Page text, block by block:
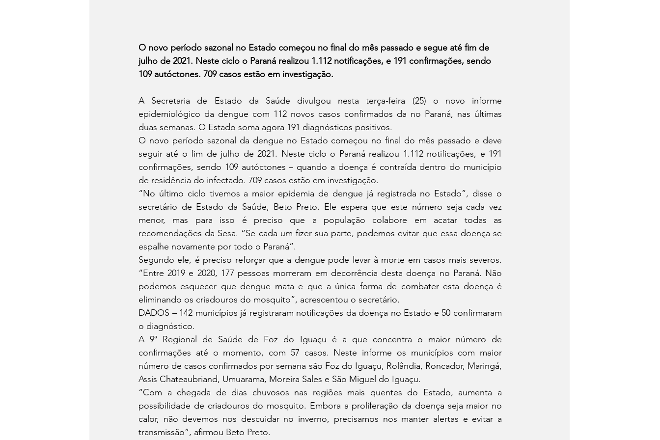
O novo período sazonal no Estado começou no final do mês passado e segue até fim de
julho de 2021. Neste ciclo o Paraná realizou 1.112 notificações, e 191 confirmações, sendo
109 autóctones. 709 casos estão em investigação.
A Secretaria de Estado da Saúde divulgou nesta terça-feira (25) o novo informe
epidemiológico da dengue com 112 novos casos confirmados da no Paraná, nas últimas
duas semanas. O Estado soma agora 191 diagnósticos positivos.
O novo período sazonal da dengue no Estado começou no final do mês passado e deve
seguir até o fim de julho de 2021. Neste ciclo o Paraná realizou 1.112 notificações, e 191
confirmações, sendo 109 autóctones – quando a doença é contraída dentro do município
de residência do infectado. 709 casos estão em investigação.
“No último ciclo tivemos a maior epidemia de dengue já registrada no Estado”, disse o
secretário de Estado da Saúde, Beto Preto. Ele espera que este número seja cada vez
menor, mas para isso é preciso que a população colabore em acatar todas as
recomendações da Sesa. “Se cada um fizer sua parte, podemos evitar que essa doença se
espalhe novamente por todo o Paraná”.
Segundo ele, é preciso reforçar que a dengue pode levar à morte em casos mais severos.
“Entre 2019 e 2020, 177 pessoas morreram em decorrência desta doença no Paraná. Não
podemos esquecer que dengue mata e que a única forma de combater esta doença é
eliminando os criadouros do mosquito”, acrescentou o secretário.
DADOS – 142 municípios já registraram notificações da doença no Estado e 50 confirmaram
o diagnóstico.
A 9ª Regional de Saúde de Foz do Iguaçu é a que concentra o maior número de
confirmações até o momento, com 57 casos. Neste informe os municípios com maior
número de casos confirmados por semana são Foz do Iguaçu, Rolândia, Roncador, Maringá,
Assis Chateaubriand, Umuarama, Moreira Sales e São Miguel do Iguaçu.
“Com a chegada de dias chuvosos nas regiões mais quentes do Estado, aumenta a
possibilidade de criadouros do mosquito. Embora a proliferação da doença seja maior no
calor, não devemos nos descuidar no inverno, precisamos nos manter alertas e evitar a
transmissão”, afirmou Beto Preto.